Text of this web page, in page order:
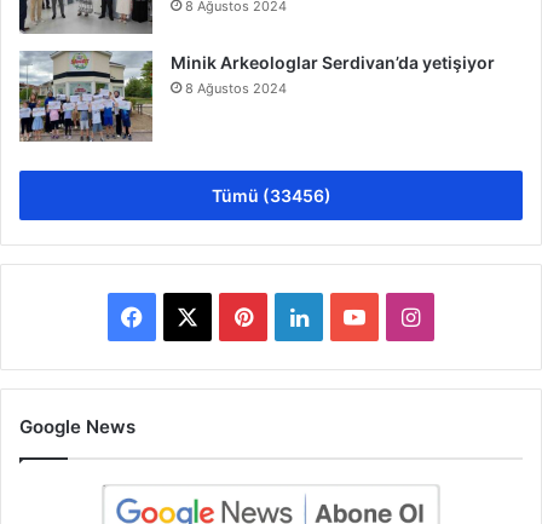
8 Ağustos 2024
Minik Arkeologlar Serdivan’da yetişiyor
8 Ağustos 2024
Tümü (33456)
Facebook PinterestLinkedInYouTubeInstagram
Google News